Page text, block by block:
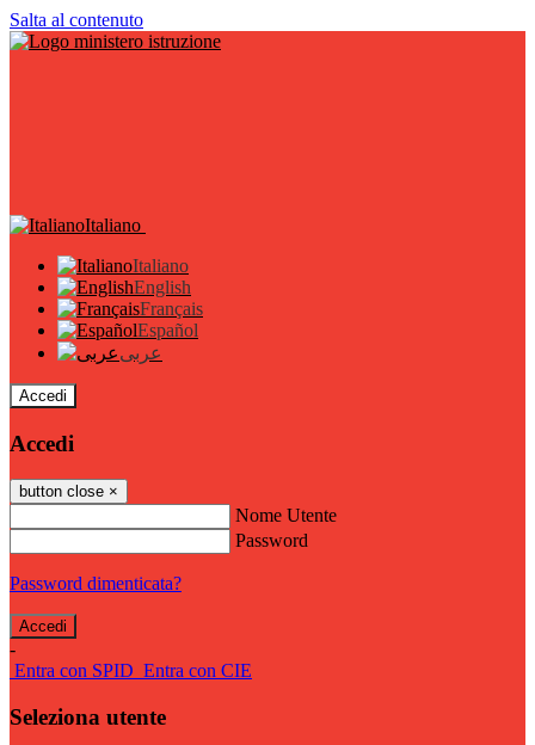
Salta al contenuto
Italiano
Italiano
English
Français
Español
عربى
Accedi
Accedi
button close ×
Nome Utente
Password
Password dimenticata?
-
Entra con SPID Entra con CIE
Seleziona utente